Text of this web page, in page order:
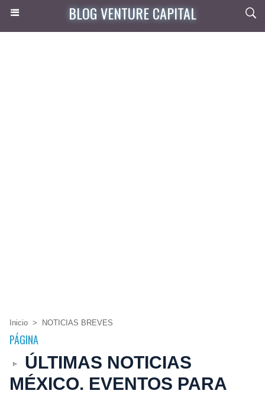
BLOG VENTURE CAPITAL
Inicio > NOTICIAS BREVES
PÁGINA
ÚLTIMAS NOTICIAS
MÉXICO. EVENTOS PARA